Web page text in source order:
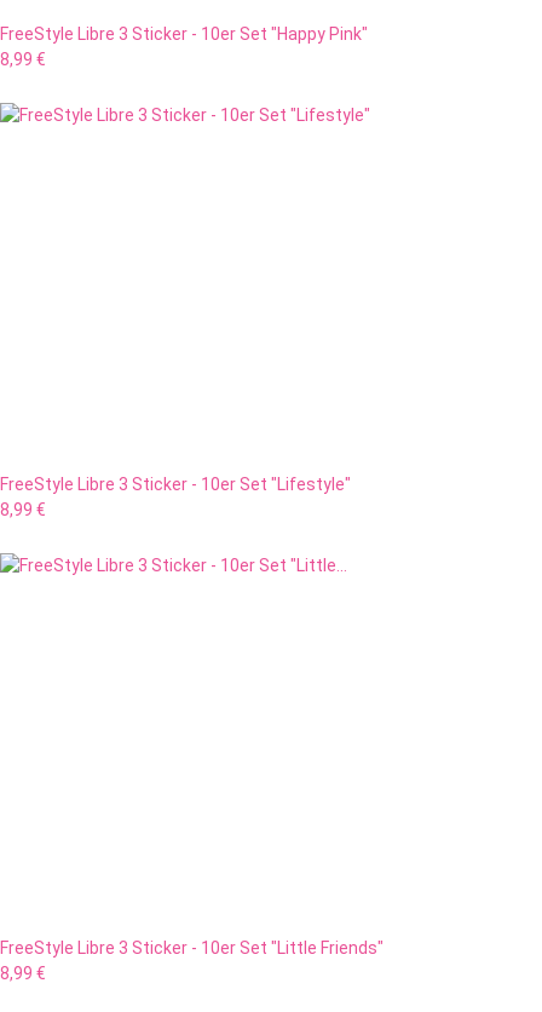
FreeStyle Libre 3 Sticker - 10er Set "Happy Pink"
8,99 €
FreeStyle Libre 3 Sticker - 10er Set "Lifestyle"
8,99 €
FreeStyle Libre 3 Sticker - 10er Set "Little Friends"
8,99 €